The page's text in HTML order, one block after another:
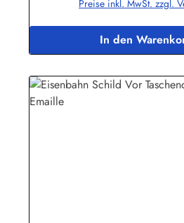
auch nach Wunsch gefertigt
Binikowski
Preise inkl. MwSt. zzgl.
In den